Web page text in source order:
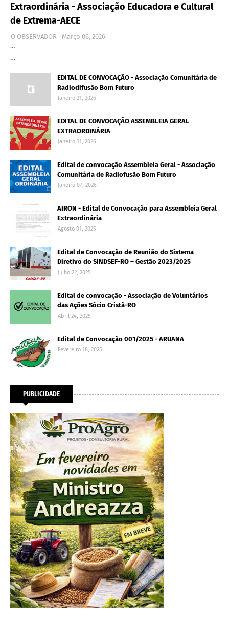
Extraordinária - Associação Educadora e Cultural
de Extrema-AECE
O OBSERVADOR
Março 06, 2026
…
…
EDITAL DE CONVOCAÇÃO - Associação Comunitária de
Radiodifusão Bom Futuro
Janeiro 31, 2026
EDITAL DE CONVOCAÇÃO ASSEMBLEIA GERAL
EXTRAORDINÁRIA
Janeiro 31, 2026
Edital de convocação Assembleia Geral - Associação
Comunitária de Radiofusão Bom Futuro
Janeiro 07, 2026
AIRON - Edital de Convocação para Assembleia Geral
Extraordinária
Agosto 01, 2025
Edital de Convocação de Reunião do Sistema
Diretivo do SINDSEF-RO – Gestão 2023/2025
Julho 22, 2025
Edital de convocação - Associação de Voluntários
das Ações Sócio Cristã-RO
Abril 24, 2025
Edital de Convocação 001/2025 - ARUANA
Fevereiro 18, 2025
PUBLICIDADE